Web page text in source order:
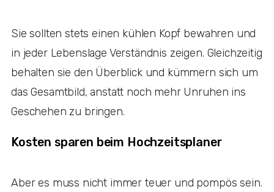
Sie sollten stets einen kühlen Kopf bewahren und
in jeder Lebenslage Verständnis zeigen. Gleichzeitig
behalten sie den Überblick und kümmern sich um
das Gesamtbild, anstatt noch mehr Unruhen ins
Geschehen zu bringen.
Kosten sparen beim Hochzeitsplaner
Aber es muss nicht immer teuer und pompös sein.